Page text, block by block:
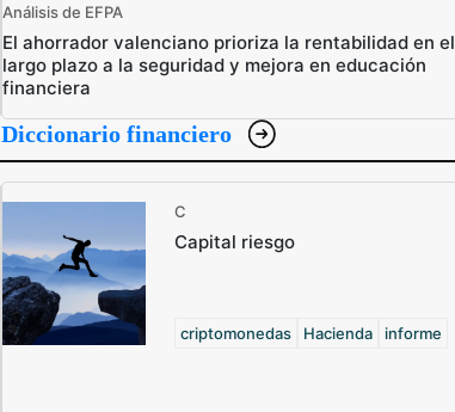
Análisis de EFPA
El ahorrador valenciano prioriza la rentabilidad en el
largo plazo a la seguridad y mejora en educación
financiera
Diccionario financiero
C
Capital riesgo
criptomonedas Hacienda informe